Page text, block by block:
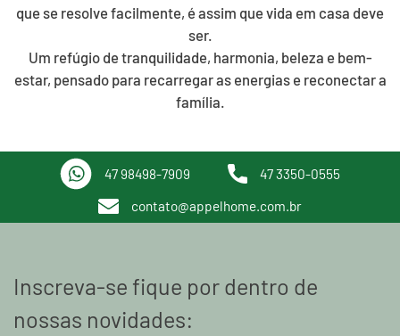
que se resolve facilmente, é assim que vida em casa deve
ser.
Um refúgio de tranquilidade, harmonia, beleza e bem-
estar, pensado para recarregar as energias e reconectar a
família.
47 98498-7909 47 3350-0555
contato@appelhome.com.br
Inscreva-se fique por dentro de
nossas novidades: